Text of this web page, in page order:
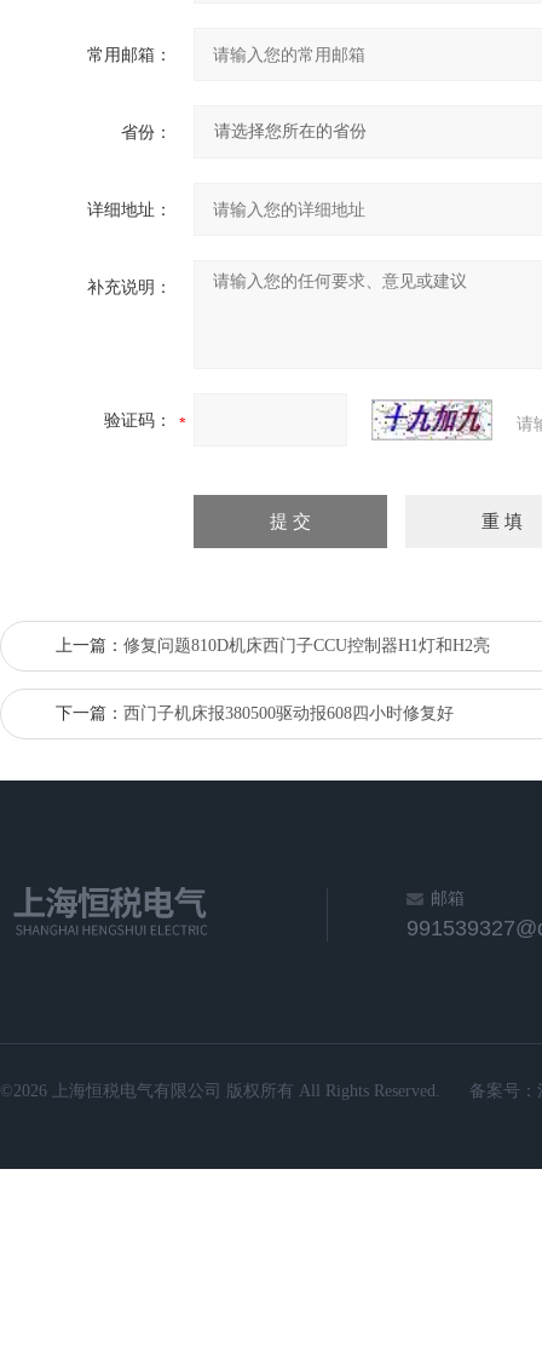
常用邮箱：
省份：
详细地址：
补充说明：
验证码： 请
上一篇： 修复问题810D机床西门子CCU控制器H1灯和H2亮
下一篇： 西门子机床报380500驱动报608四小时修复好
邮箱
©2026 上海恒税电气有限公司 版权所有 All Rights Reserved. 备案号：